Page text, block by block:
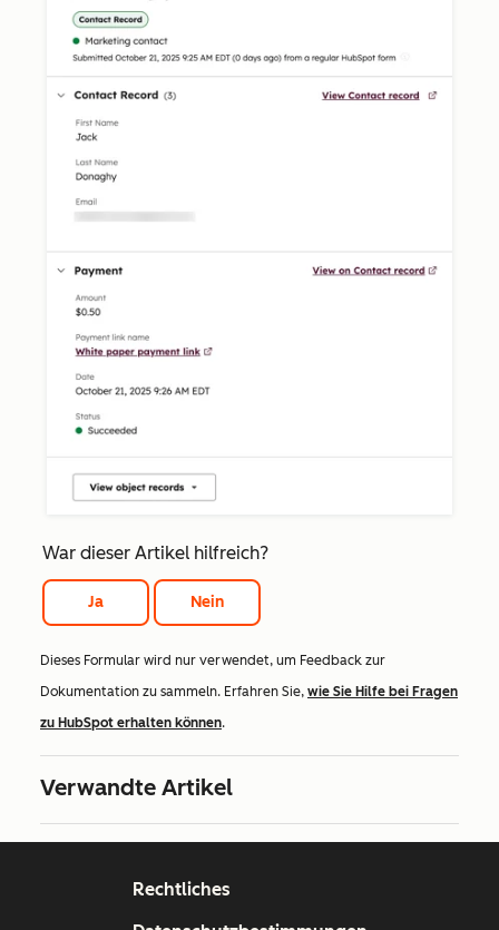
War dieser Artikel hilfreich?
Ja Nein
Dieses Formular wird nur verwendet, um Feedback zur
Dokumentation zu sammeln. Erfahren Sie, wie Sie Hilfe bei Fragen
zu HubSpot erhalten können.
Verwandte Artikel
Rechtliches